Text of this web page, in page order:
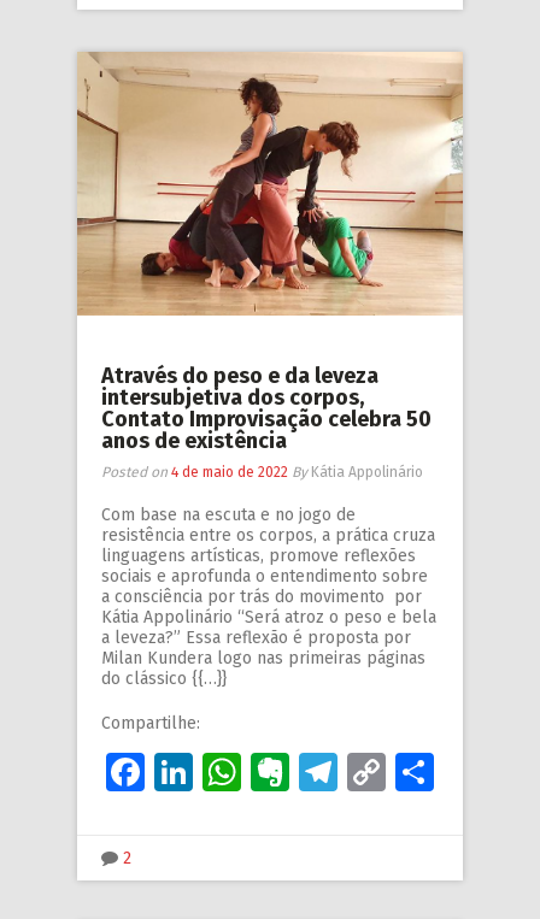
Através do peso e da leveza
intersubjetiva dos corpos,
Contato Improvisação celebra 50
anos de existência
Posted on 4 de maio de 2022 By Kátia Appolinário
Com base na escuta e no jogo de
resistência entre os corpos, a prática cruza
linguagens artísticas, promove reflexões
sociais e aprofunda o entendimento sobre
a consciência por trás do movimento por
Kátia Appolinário “Será atroz o peso e bela
a leveza?” Essa reflexão é proposta por
Milan Kundera logo nas primeiras páginas
do clássico {{…}}
Compartilhe:
Facebook
LinkedIn
WhatsApp
Evernote
Telegram
Copy
2